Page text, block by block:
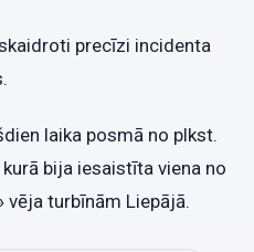
precīzi incidenta
laika posmā no plkst.
bija iesaistīta viena no
vēja turbīnām Liepājā.